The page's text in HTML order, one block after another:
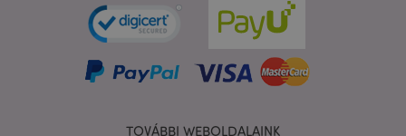
TOVÁBBI WEBOLDALAINK
X-Magento-Vary